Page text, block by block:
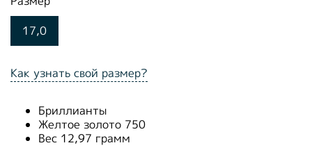
Как узнать свой размер?
17,0
Бриллианты
Желтое золото 750
Вес 12,97 грамм